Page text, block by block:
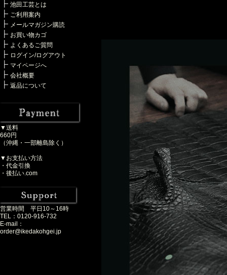
池田工芸とは
ご利用案内
メールマガジン購読
お買い物カゴ
よくあるご質問
ログイン/ログアウト
マイページへ
会社概要
返品について
▼送料
660円
（沖縄・一部離島除く）
▼お支払い方法
・代金引換
・後払い.com
営業時間 平日10～16時
TEL：0120-916-732
E-mail：
order@ikedakohgei.jp